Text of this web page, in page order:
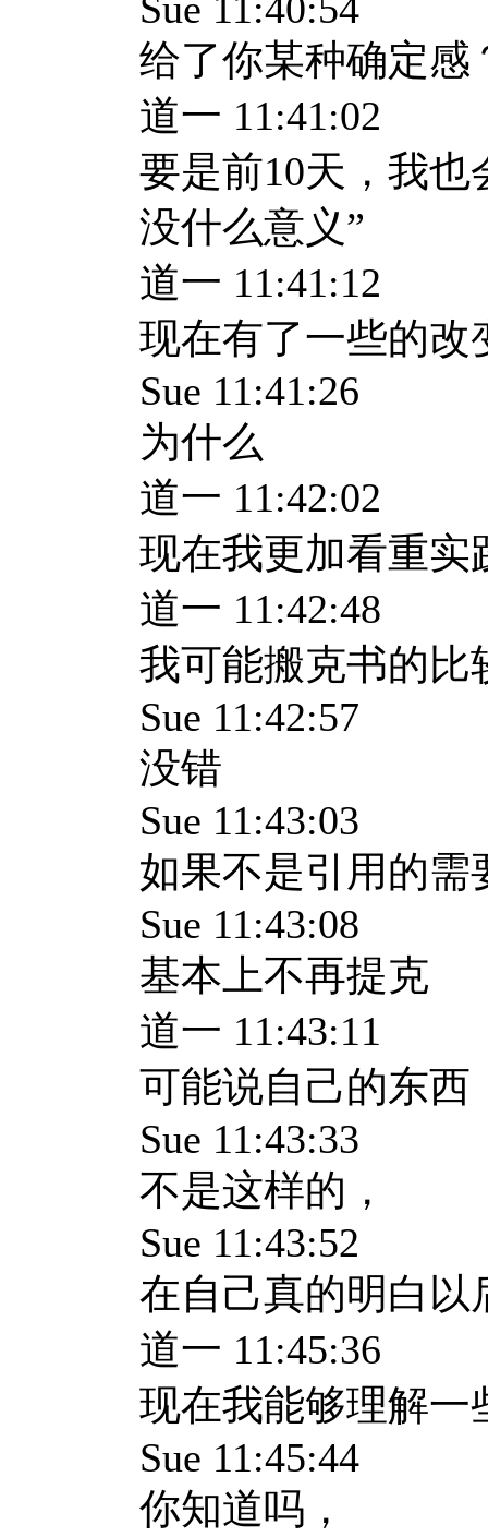
给了你某种确定感
道一 11:41:02
要是前10天，我也
没什么意义”
道一 11:41:12
现在有了一些的改
Sue 11:41:26
为什么
道一 11:42:02
现在我更加看重实
道一 11:42:48
我可能搬克书的比
Sue 11:42:57
没错
Sue 11:43:03
如果不是引用的需
Sue 11:43:08
基本上不再提克
道一 11:43:11
可能说自己的东西
Sue 11:43:33
不是这样的，
Sue 11:43:52
在自己真的明白以
道一 11:45:36
现在我能够理解一
Sue 11:45:44
你知道吗，